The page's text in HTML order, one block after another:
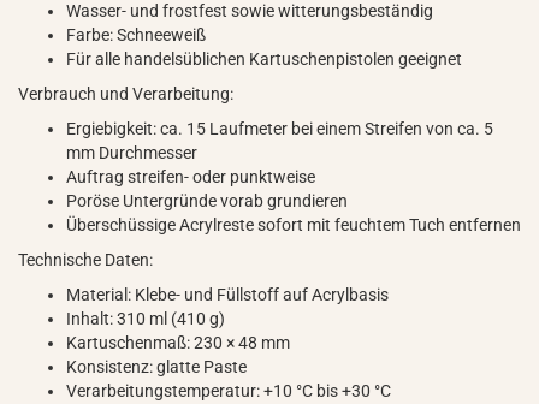
Wasser- und frostfest sowie witterungsbeständig
Farbe: Schneeweiß
Für alle handelsüblichen Kartuschenpistolen geeignet
Verbrauch und Verarbeitung:
Ergiebigkeit: ca. 15 Laufmeter bei einem Streifen von ca. 5
mm Durchmesser
Auftrag streifen- oder punktweise
Poröse Untergründe vorab grundieren
Überschüssige Acrylreste sofort mit feuchtem Tuch entfernen
Technische Daten:
Material: Klebe- und Füllstoff auf Acrylbasis
Inhalt: 310 ml (410 g)
Kartuschenmaß: 230 × 48 mm
Konsistenz: glatte Paste
Verarbeitungstemperatur: +10 °C bis +30 °C